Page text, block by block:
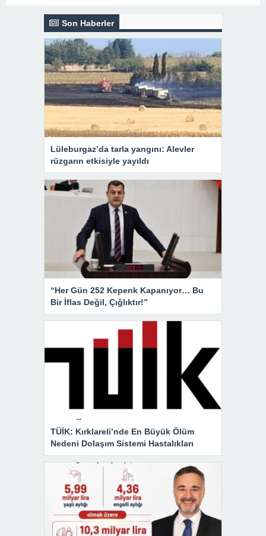
Son Haberler
Lüleburgaz’da tarla yangını: Alevler
rüzgarın etkisiyle yayıldı
“Her Gün 252 Kepenk Kapanıyor… Bu
Bir İflas Değil, Çığlıktır!”
TÜİK: Kırklareli’nde En Büyük Ölüm
Nedeni Dolaşım Sistemi Hastalıkları